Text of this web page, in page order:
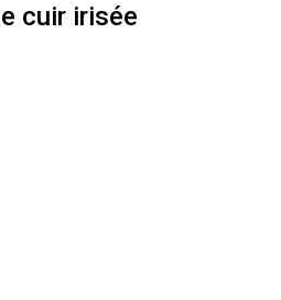
cuir irisée